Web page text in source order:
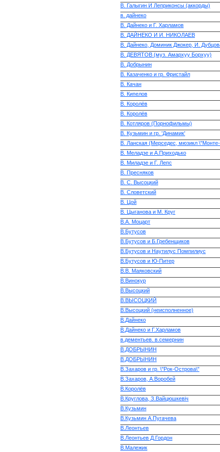
В. Галыгин И Леприконсы (аккорды)
в. дайнеко
В. Дайнеко и Г. Харламов
В. ДАЙНЕКО И И. НИКОЛАЕВ
В. Дайнеко, Доминик Джокер, И.
В. ДЕВЯТОВ (муз. Амархуу Борхуу)
В. Добрынин
В. Казаченко и гр. Фристайл
В. Качан
В. Кипелов
В. Королёв
В. Королёв
В. Котляров (Порнофильмы)
В. Кузьмин и гр. 'Динамик'
В. Ланская (Мерседес, мюзикл
В. Меладзе и А.Приходько
В. Миладзе и Г. Лепс
В. Пресняков
В. С. Высоцкий
В. Словетский
В. Цой
В. Цыганова и М. Круг
В.А. Моцарт
В.Бутусов
В.Бутусов и Б.Гребенщиков
В.Бутусов и Наутилус Помпилиус
В.Бутусов и Ю-Питер
В.В. Маяковский
В.Винокур
В.Высоцкий
В.ВЫСОЦКИЙ
В.Высоцкий (неисполненное)
В.Дайнеко
В.Дайнеко и Г.Харламов
в.дементьев. в.семернин
В.ДОБРЫНИН
В.ДОБРЫНИН
В.Захаров и гр. \"Рок-Острова\"
В.Захаров, А.Воробей
В.Королёв
В.Круглова, З.Вайцюшкевіч
В.Кузьмин
В.Кузьмин А.Пугачева
В.Леонтьев
В.Леонтьев Д.Гордон
В.Малежик